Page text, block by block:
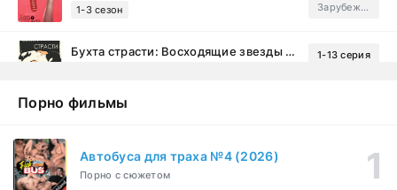
1-3 сезон
Зарубежный, Мелодрама, Драма
Бухта страсти: Восходящие звезды (2000)
1-13 серия
Эйфория (2019)
Бисексуалка (2018)
Порно фильмы
Автобуса для траха №4 (2026)
Порно с сюжетом